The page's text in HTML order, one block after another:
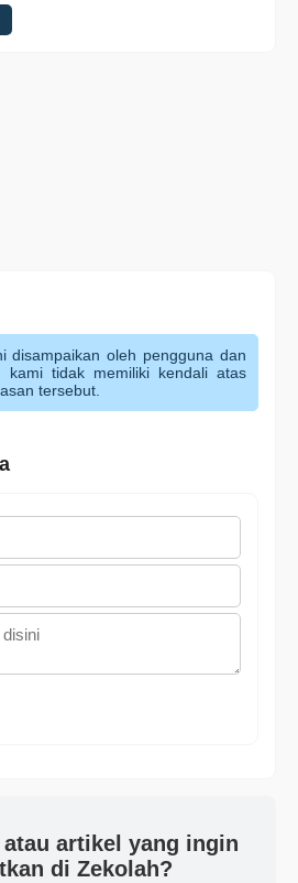
disampaikan oleh pengguna dan
kami tidak memiliki kendali atas
tersebut.
artikel yang ingin
di Zekolah?